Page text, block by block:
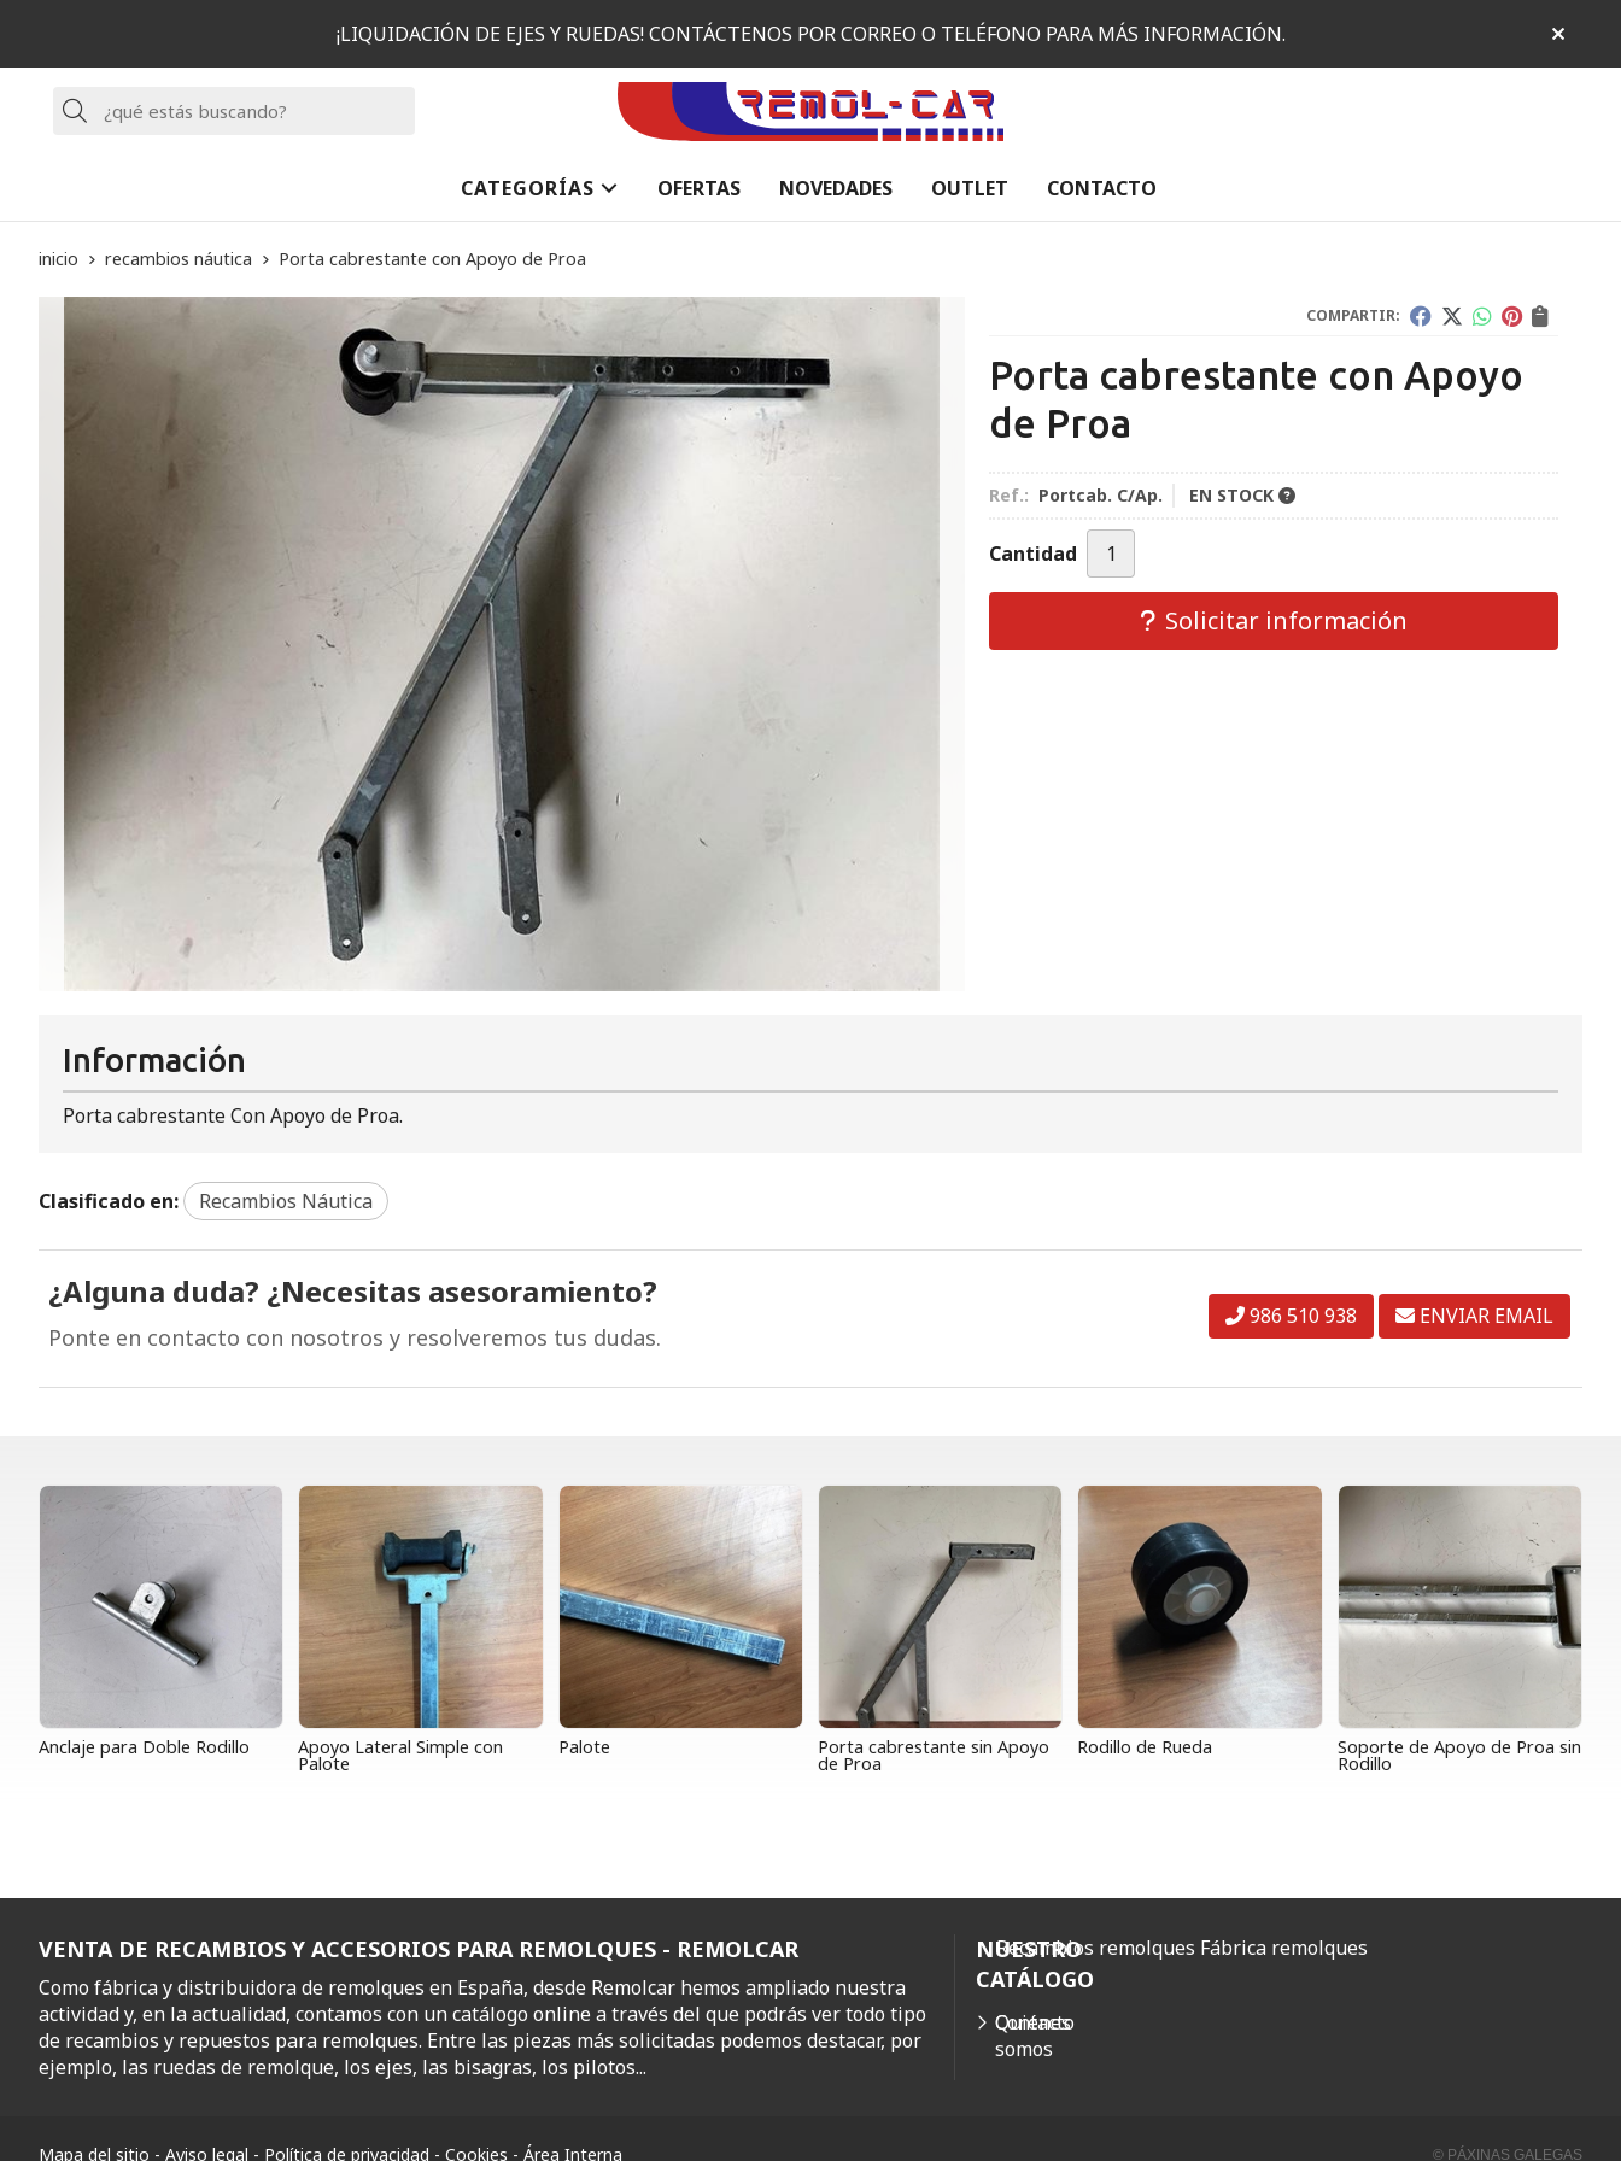
¡LIQUIDACIÓN DE EJES Y RUEDAS! CONTÁCTENOS POR CORREO O TELÉFONO PARA MÁS INFORMACIÓN.
Buscar
CATEGORÍAS OFERTAS NOVEDADES OUTLET CONTACTO
inicio recambios náutica Porta cabrestante con Apoyo de Proa
COMPARTIR:
Porta cabrestante con Apoyo
de Proa
Ref.: Portcab. C/Ap. EN STOCK
Cantidad
Solicitar información
Información
Porta cabrestante Con Apoyo de Proa.
Clasificado en: Recambios Náutica
¿Alguna duda? ¿Necesitas asesoramiento?
Ponte en contacto con nosotros y resolveremos tus dudas.
986 510 938 ENVIAR EMAIL
Anclaje para Doble Rodillo Apoyo Lateral Simple con
Palote
Palote Porta cabrestante sin Apoyo
de Proa
Rodillo de Rueda Soporte de Apoyo de Proa sin
Rodillo
VENTA DE RECAMBIOS Y ACCESORIOS PARA REMOLQUES - REMOLCAR
Como fábrica y distribuidora de remolques en España, desde Remolcar hemos ampliado nuestra
actividad y, en la actualidad, contamos con un catálogo online a través del que podrás ver todo tipo
de recambios y repuestos para remolques. Entre las piezas más solicitadas podemos destacar, por
ejemplo, las ruedas de remolque, los ejes, las bisagras, los pilotos...
NUESTRO
CATÁLOGO
Quiénes
somos
Contacto
Recambios remolques Fábrica remolques
Mapa del sitio - Aviso legal - Política de privacidad - Cookies - Área Interna © PÁXINAS GALEGAS